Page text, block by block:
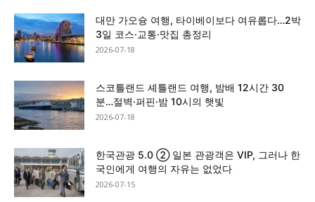
대만 가오슝 여행, 타이베이보다 여유롭다…2박
3일 코스·교통·맛집 총정리
2026-07-18
스코틀랜드 셰틀랜드 여행, 밤배 12시간 30
분…절벽·퍼핀·밤 10시의 햇빛
2026-07-18
한국관광 5.0 ② 일본 관광객은 VIP, 그러나 한
국인에게 여행의 자유는 없었다
2026-07-15